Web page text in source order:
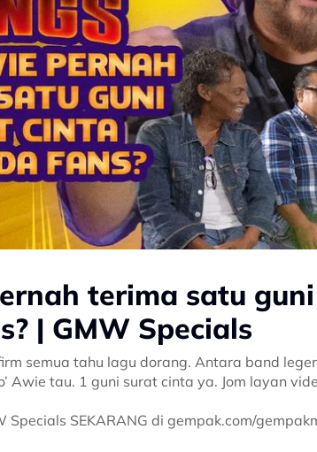
terima satu
| GMW Specials
semua tahu lagu dorang. Antara band
kirim surat cinta dekat Dato’ Awie tau. 1 guni surat
Specials SEKARANG di gempak.com/